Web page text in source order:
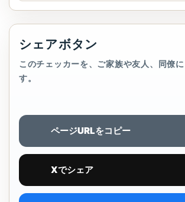
シェアボタン
このチェッカーを、ご家族や友人、同僚
す。
ページURLをコピー
Xでシェア